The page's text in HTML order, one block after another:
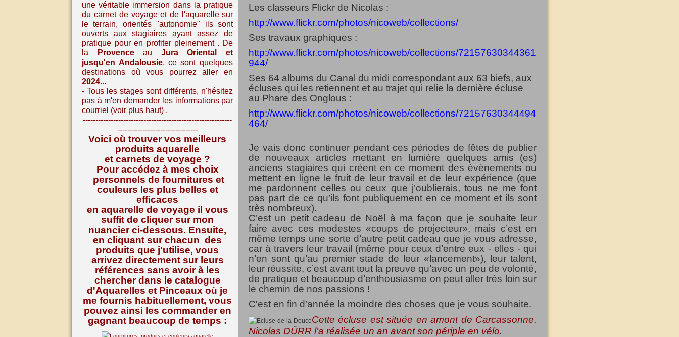
une véritable immersion dans la pratique
du carnet de voyage et de l'aquarelle sur
le terrain, orientés "autonomie" ils sont
ouverts aux stagiaires ayant assez de
pratique pour en profiter pleinement . De
la
Provenceau Jura Oriental
et
jusqu'en Andalousie, ce sont quelques
destinations où vous pourrez aller en
2024...
- Tous les stages sont différents, n'hésitez
pas à m'en demander les informations par
courriel (voir plus haut) .
-----------------------------------------------------------
--------------------------------
Voici où trouver vos meilleurs
produits aquarelle
et carnets de voyage ?
Pour accédez à mes choix
personnels de fournitures et
couleurs les plus belles et
efficaces
en aquarelle de voyage il vous
suffit de cliquer sur mon
nuancier ci-dessous. Ensuite,
en cliquant sur chacun des
produits que j'utilise, vous
arrivez directement sur leurs
références sans avoir à les
chercher dans le catalogue
d'Aquarelles et Pinceaux où je
me fournis habituellement, vous
pouvez ainsi les commander en
gagnant beaucoup de temps :
Les classeurs Flickr de Nicolas :
http://www.flickr.com/photos/nicoweb/collections/
Ses travaux graphiques :
http://www.flickr.com/photos/nicoweb/collections/72157630344361
944/
Ses 64 albums du Canal du midi correspondant aux 63 biefs, aux
écluses qui les retiennent et au trajet qui relie la dernière écluse
au Phare des Onglous :
http://www.flickr.com/photos/nicoweb/collections/72157630344494
464/
Je vais donc continuer pendant ces périodes de fêtes de publier
de nouveaux articles mettant en lumière quelques amis (es)
anciens stagiaires qui créent en ce moment des évènements ou
mettent en ligne le fruit de leur travail et de leur expérience (que
me pardonnent celles ou ceux que j’oublierais, tous ne me font
pas part de ce qu’ils font publiquement en ce moment et ils sont
très nombreux).
C’est un petit cadeau de Noël à ma façon que je souhaite leur
faire avec ces modestes «coups de projecteur», mais c’est en
même temps une sorte d’autre petit cadeau que je vous adresse,
car à travers leur travail (même pour ceux d’entre eux - elles - qui
n’en sont qu’au premier stade de leur «lancement»), leur talent,
leur réussite, c’est avant tout la preuve qu’avec un peu de volonté,
de pratique et beaucoup d’enthousiasme on peut aller très loin sur
le chemin de nos passions !
C'est en fin d’année la moindre des choses que je vous souhaite.
Cette écluse est située en amont de Carcassonne.
Nicolas DÜRR l’a réalisée un an avant son périple en vélo.